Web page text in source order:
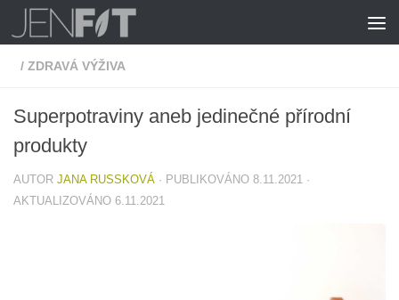
Skip to content
/ ZDRAVÁ VÝŽIVA
Superpotraviny aneb jedinečné přírodní
produkty
AUTOR JANA RUSSKOVÁ · PUBLIKOVÁNO 8.11.2021 ·
AKTUALIZOVÁNO 6.11.2021